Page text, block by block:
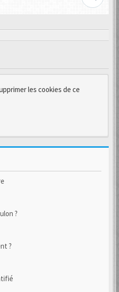
les cookies de ce
?
?